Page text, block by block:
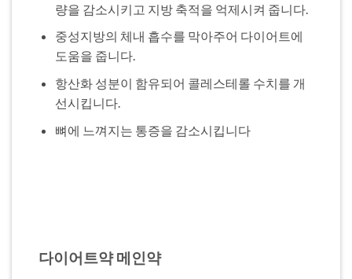
량을 감소시키고 지방 축적을 억제시켜 줍니다.
중성지방의 체내 흡수를 막아주어 다이어트에
도움을 줍니다.
항산화 성분이 함유되어 콜레스테롤 수치를 개
선시킵니다.
뼈에 느껴지는 통증을 감소시킵니다
다이어트약 메인약